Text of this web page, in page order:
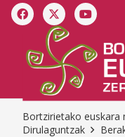
Bortzirietako euskara
Dirulaguntzak